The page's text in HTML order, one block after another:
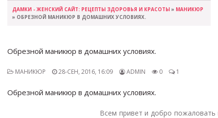
ДАМКИ - ЖЕНСКИЙ САЙТ: РЕЦЕПТЫ ЗДОРОВЬЯ И КРАСОТЫ » МАНИКЮР
» ОБРЕЗНОЙ МАНИКЮР В ДОМАШНИХ УСЛОВИЯХ.
Обрезной маникюр в домашних условиях.
МАНИКЮР 28-СЕН, 2016, 16:09 ADMIN 0 1
Обрезной маникюр в домашних условиях.
Всем привет и добро